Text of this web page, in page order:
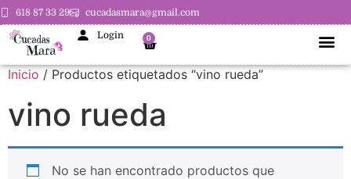
618 87 33 29 cucadasmara@gmail.com
Login 0
Inicio / Productos etiquetados “vino rueda”
vino rueda
No se han encontrado productos que